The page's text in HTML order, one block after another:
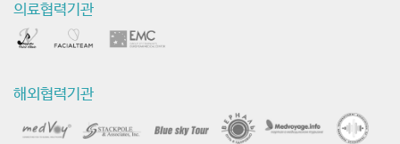
의료협력기관
해외협력기관